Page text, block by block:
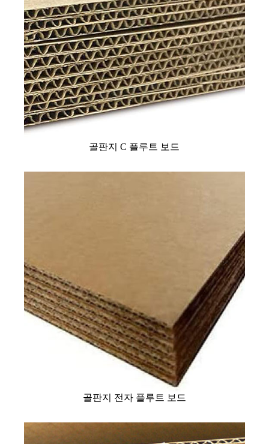
골판지 C 플루트 보드
골판지 전자 플루트 보드